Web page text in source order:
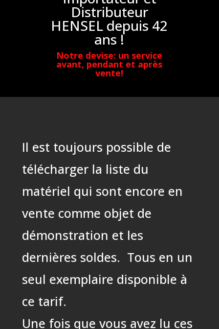
Distributeur
HENSEL depuis 42
ans !
Notre devise: un service
avant, pendant et après
vente!
Il est toujours possible de
télécharger la liste du
matériel qui sont encore en
vente comme objet de
démonstration et les
dernières soldes. Tous en un
seul exemplaire disponible à
ce tarif.
Une fois que vous avez lu ces